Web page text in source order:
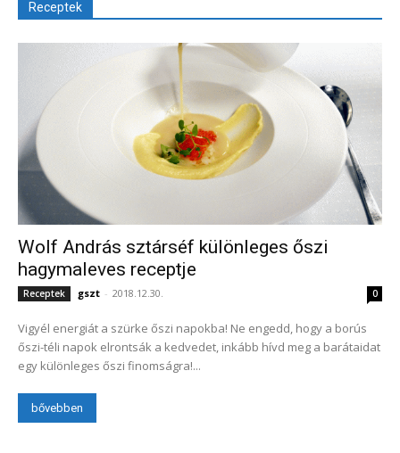
Receptek
Wolf András sztárséf különleges őszi
hagymaleves receptje
Receptek gszt - 2018.12.30. 0
Vigyél energiát a szürke őszi napokba! Ne engedd, hogy a borús
őszi-téli napok elrontsák a kedvedet, inkább hívd meg a barátaidat
egy különleges őszi finomságra!...
bővebben